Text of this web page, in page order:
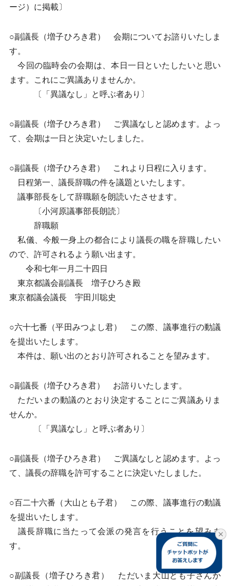
ージ）に掲載〕
○副議長（増子ひろき君） 会期についてお諮りいたしま
す。
今回の臨時会の会期は、本日一日といたしたいと思い
ます。これにご異議ありませんか。
〔「異議なし」と呼ぶ者あり〕
○副議長（増子ひろき君） ご異議なしと認めます。よっ
て、会期は一日と決定いたしました。
○副議長（増子ひろき君） これより日程に入ります。
日程第一、議長辞職の件を議題といたします。
議事部長をして辞職願を朗読いたさせます。
〔小河原議事部長朗読〕
辞職願
私儀、今般一身上の都合により議長の職を辞職したい
ので、許可されるよう願い出ます。
令和七年一月二十四日
東京都議会副議長 増子ひろき殿
東京都議会議長 宇田川聡史
○六十七番（平田みつよし君） この際、議事進行の動議
を提出いたします。
本件は、願い出のとおり許可されることを望みます。
○副議長（増子ひろき君） お諮りいたします。
ただいまの動議のとおり決定することにご異議ありま
せんか。
〔「異議なし」と呼ぶ者あり〕
○副議長（増子ひろき君） ご異議なしと認めます。よっ
て、議長の辞職を許可することに決定いたしました。
○百二十六番（大山とも子君） この際、議事進行の動議
を提出いたします。
議長辞職に当たって会派の発言を行うことを望みま
す。
○副議長（増子ひろき君） ただいま大山とも子さんか